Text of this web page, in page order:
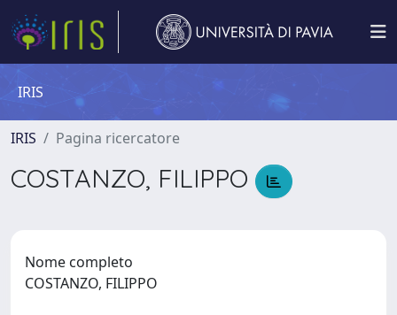
IRIS
IRIS Pagina ricercatore
COSTANZO, FILIPPO
Nome completo
COSTANZO, FILIPPO